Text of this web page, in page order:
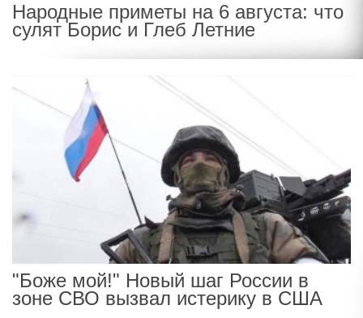
Народные приметы на 6 августа: что
сулят Борис и Глеб Летние
"Боже мой!" Новый шаг России в
зоне СВО вызвал истерику в США